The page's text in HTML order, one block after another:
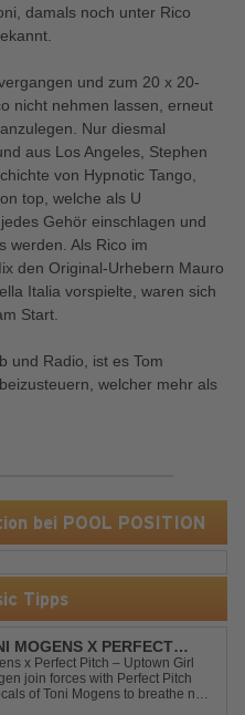
bei POOL POSITION
Tipps
MOGENS X PERFECT
GIRL
x Perfect Pitch – Uptown Girl
join forces with Perfect Pitch
of Toni Mogens to breathe new
damals noch unter Rico
und zum 20 x 20-
nicht nehmen lassen, erneut
Nur diesmal
aus Los Angeles, Stephen
von Hypnotic Tango,
top, welche als U
Gehör einschlagen und
werden. Als Rico im
den Original-Urhebern Mauro
Italia vorspielte, waren sich
Start.
und Radio, ist es Tom
welcher mehr als